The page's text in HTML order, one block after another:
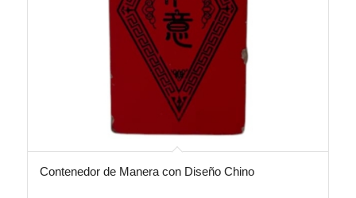
Contenedor de Manera con Diseño Chino